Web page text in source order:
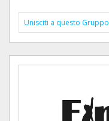
Unisciti a questo Gruppo